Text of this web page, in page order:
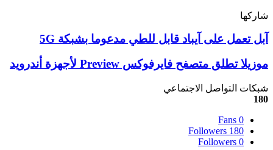
شاركها
آبل
على
آيباد
قابل
للطي
بشبكة
آبل تعمل على آيباد قابل للطي مدعوما بشبكة 5G
موزيلا
تطلق
متصفح
فايرفوكس
لأجهزة
أندرويد
موزيلا تطلق متصفح فايرفوكس Preview لأجهزة أندرويد
شبكات التواصل الاجتماعي
180
0
Fans
180
Followers
0
Followers